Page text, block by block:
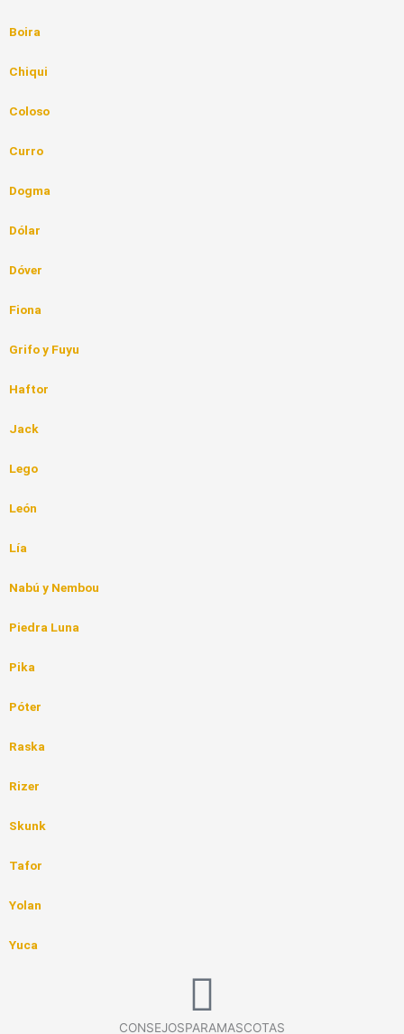
c
h
Boira
Chiqui
Coloso
Curro
Dogma
Dólar
Dóver
Fiona
Grifo y Fuyu
Haftor
Jack
Lego
León
Lía
Nabú y Nembou
Piedra Luna
Pika
Póter
Raska
Rizer
Skunk
Tafor
Yolan
Yuca
CONSEJOSPARAMASCOTAS